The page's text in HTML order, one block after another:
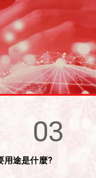
03
用途是什麼?